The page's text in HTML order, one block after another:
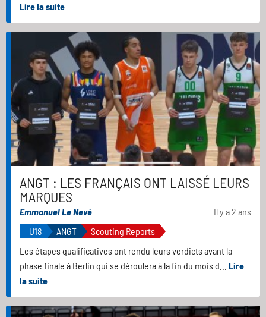
Lire la suite
ANGT : LES FRANÇAIS ONT LAISSÉ LEURS
MARQUES
Emmanuel Le Nevé
Il y a 2 ans
U18
ANGT
Scouting Reports
Les étapes qualificatives ont rendu leurs verdicts avant la
phase finale à Berlin qui se déroulera à la fin du mois d... Lire
la suite